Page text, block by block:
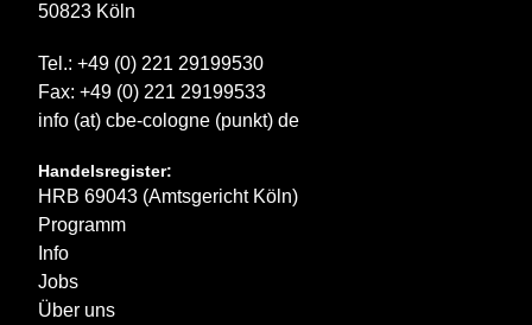
50823 Köln
Tel.: +49 (0) 221 29199530
Fax: +49 (0) 221 29199533
info (at) cbe-cologne (punkt) de
Handelsregister:
HRB 69043 (Amtsgericht Köln)
Programm
Info
Jobs
Über uns